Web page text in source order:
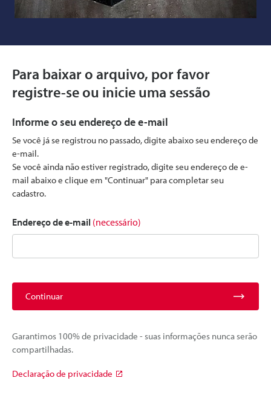
Para baixar o arquivo, por favor
registre-se ou inicie uma sessão
Informe o seu endereço de e-mail
Se você já se registrou no passado, digite abaixo seu endereço de
e-mail.
Se você ainda não estiver registrado, digite seu endereço de e-
mail abaixo e clique em "Continuar" para completar seu
cadastro.
Endereço de e-mail (necessário)
Continuar
Garantimos 100% de privacidade - suas informações nunca serão
compartilhadas.
Declaração de privacidade